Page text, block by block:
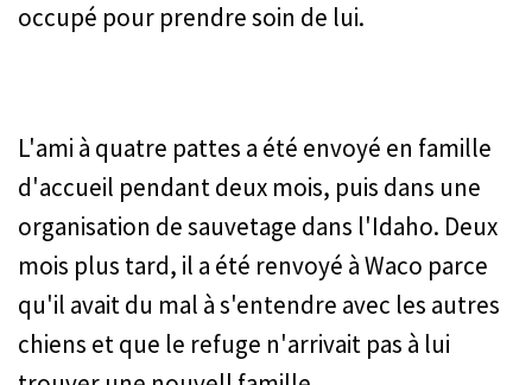
occupé pour prendre soin de lui.
L'ami à quatre pattes a été envoyé en famille
d'accueil pendant deux mois, puis dans une
organisation de sauvetage dans l'Idaho. Deux
mois plus tard, il a été renvoyé à Waco parce
qu'il avait du mal à s'entendre avec les autres
chiens et que le refuge n'arrivait pas à lui